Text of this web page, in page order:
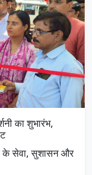
का शुभारंभ,
के सेवा, सुशासन और